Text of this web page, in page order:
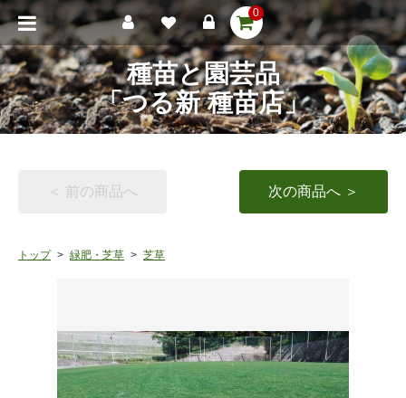
0
種苗と園芸品
「つる新 種苗店」
＜ 前の商品へ 次の商品へ ＞
トップ 緑肥・芝草 芝草